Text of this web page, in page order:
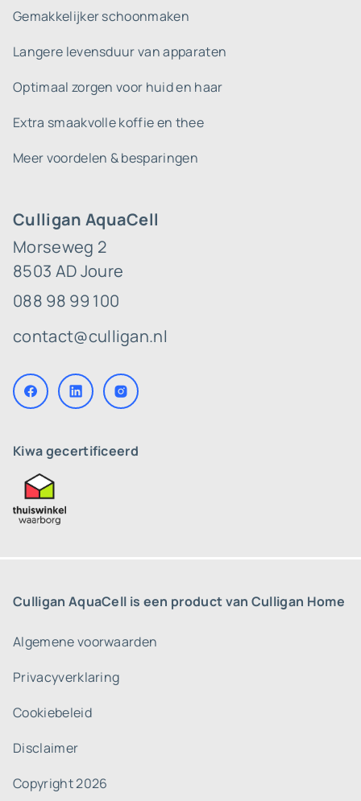
Culligan AquaCell
Morseweg 2
8503 AD Joure
088 98 99 100
contact@culligan.nl
Kiwa gecertificeerd
Gemakkelijker schoonmaken
Langere levensduur van apparaten
Optimaal zorgen voor huid en haar
Extra smaakvolle koffie en thee
Meer voordelen & besparingen
Culligan AquaCell is een product van Culligan Home
Algemene voorwaarden
Privacyverklaring
Cookiebeleid
Disclaimer
Copyright 2026